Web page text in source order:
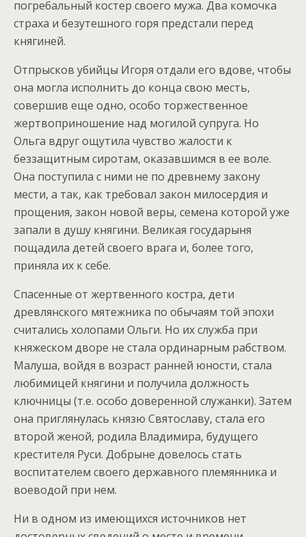
погребальный костер своего мужа. Два комочка
страха и безутешного горя предстали перед
княгиней.
Отпрысков убийцы Игоря отдали его вдове, чтобы
она могла исполнить до конца свою месть,
совершив еще одно, особо торжественное
жертвоприношение над могилой супруга. Но
Ольга вдруг ощутила чувство жалости к
беззащитным сиротам, оказавшимся в ее воле.
Она поступила с ними не по древнему закону
мести, а так, как требовал закон милосердия и
прощения, закон новой веры, семена которой уже
запали в душу княгини. Великая государыня
пощадила детей своего врага и, более того,
приняла их к себе.
Спасенные от жертвенного костра, дети
древлянского мятежника по обычаям той эпохи
считались холопами Ольги. Но их служба при
княжеском дворе не стала ординарным рабством.
Малуша, войдя в возраст ранней юности, стала
любимицей княгини и получила должность
ключницы (т.е. особо доверенной служанки). Затем
она приглянулась князю Святославу, стала его
второй женой, родила Владимира, будущего
крестителя Руси. Добрыне довелось стать
воспитателем своего державного племянника и
воеводой при нем.
Ни в одном из имеющихся источников нет